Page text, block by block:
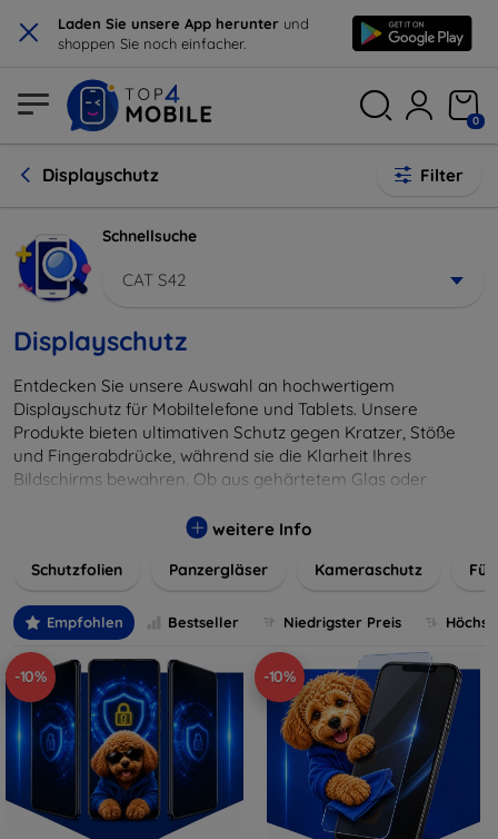
× Laden Sie unsere App herunter und
shoppen Sie noch einfacher.
0
Displayschutz Filter
Schnellsuche
CAT S42
Displayschutz
Entdecken Sie unsere Auswahl an hochwertigem
Displayschutz für Mobiltelefone und Tablets. Unsere
Produkte bieten ultimativen Schutz gegen Kratzer, Stöße
und Fingerabdrücke, während sie die Klarheit Ihres
Bildschirms bewahren. Ob aus gehärtetem Glas oder
installieren und passgenau für jedes Gerät, um eine
wertvolles Gerät mit unseren langlebigen und zuverlässigen
digitales Erlebnis.
weitere Info
Schutzfolien Panzergläser Kameraschutz
Empfohlen Bestseller Niedrigster Preis
-10% -10%